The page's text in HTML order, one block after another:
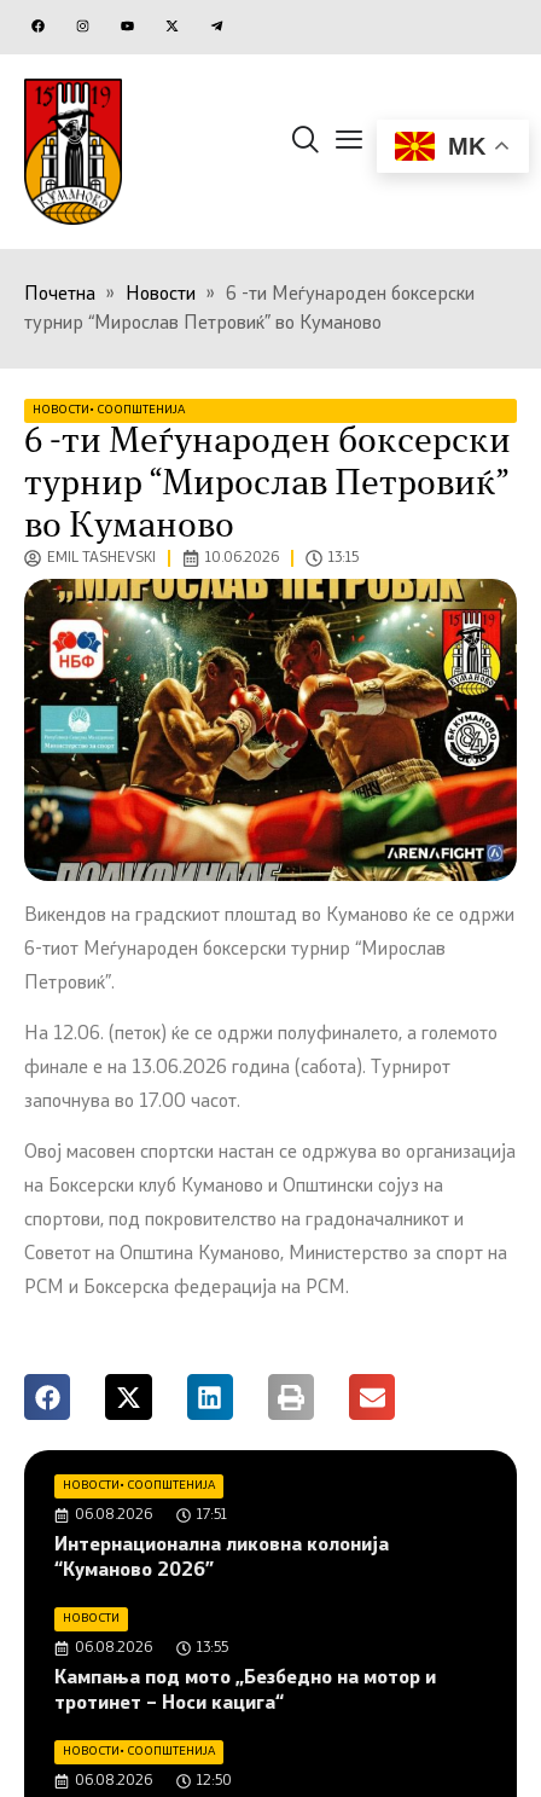
MK
Почетна » Новости »
6 -ти Меѓународен боксерски
турнир “Мирослав Петровиќ” во Куманово
НОВОСТИ • СООПШТЕНИЈА
6 -ти Меѓународен боксерски
турнир “Мирослав Петровиќ”
во Куманово
EMIL TASHEVSKI 10.06.2026 13:15
Викендов на градскиот плоштад во Куманово ќе се одржи
6-тиот Меѓународен боксерски турнир “Мирослав
Петровиќ”.
На 12.06. (петок) ќе се одржи полуфиналето, а големото
финале е на 13.06.2026 година (сабота). Турнирот
започнува во 17.00 часот.
Овој масовен спортски настан се одржува во организација
на Боксерски клуб Куманово и Општински сојуз на
спортови, под покровителство на градоначалникот и
Советот на Општина Куманово, Министерство за спорт на
РСМ и Боксерска федерација на РСМ.
НОВОСТИ• СООПШТЕНИЈА
06.08.2026 17:51
Интернационална ликовна колонија
“Куманово 2026”
НОВОСТИ
06.08.2026 13:55
Кампања под мото „Безбедно на мотор и
тротинет – Носи кацига“
НОВОСТИ• СООПШТЕНИЈА
06.08.2026 12:50